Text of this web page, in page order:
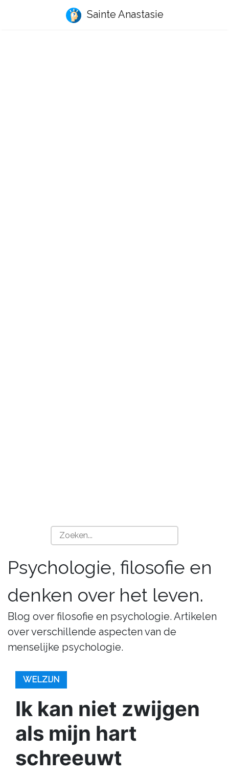
Sainte Anastasie
Psychologie, filosofie en
denken over het leven.
Blog over filosofie en psychologie. Artikelen
over verschillende aspecten van de
menselijke psychologie.
WELZIJN
Ik kan niet zwijgen
als mijn hart
schreeuwt